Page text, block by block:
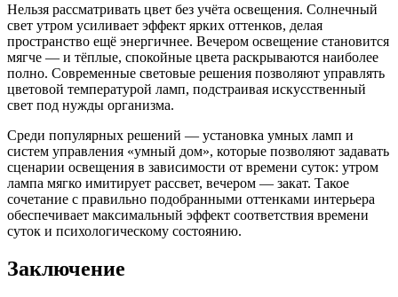
Нельзя рассматривать цвет без учёта освещения. Солнечный
свет утром усиливает эффект ярких оттенков, делая
пространство ещё энергичнее. Вечером освещение становится
мягче — и тёплые, спокойные цвета раскрываются наиболее
полно. Современные световые решения позволяют управлять
цветовой температурой ламп, подстраивая искусственный
свет под нужды организма.
Среди популярных решений — установка умных ламп и
систем управления «умный дом», которые позволяют задавать
сценарии освещения в зависимости от времени суток: утром
лампа мягко имитирует рассвет, вечером — закат. Такое
сочетание с правильно подобранными оттенками интерьера
обеспечивает максимальный эффект соответствия времени
суток и психологическому состоянию.
Заключение